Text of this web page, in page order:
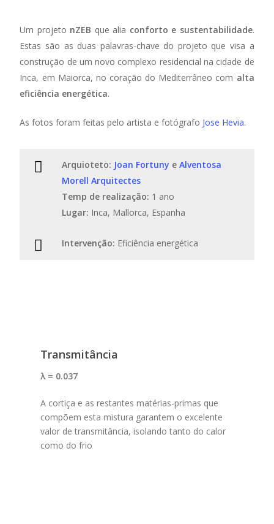
Um projeto nZEB que alia conforto e sustentabilidade.
Estas são as duas palavras-chave do projeto que visa a
construção de um novo complexo residencial na cidade de
Inca, em Maiorca, no coração do Mediterrâneo com alta
eficiência energética.
As fotos foram feitas pelo artista e fotógrafo Jose Hevia.
Arquioteto: Joan Fortuny e Alventosa
Morell Arquitectes
Temp de realização: 1 ano
Lugar: Inca, Mallorca, Espanha
Intervenção: Eficiência energética
Transmitância
λ = 0.037
A cortiça e as restantes matérias-primas que
compõem esta mistura garantem o excelente
valor de transmitância, isolando tanto do calor
como do frio